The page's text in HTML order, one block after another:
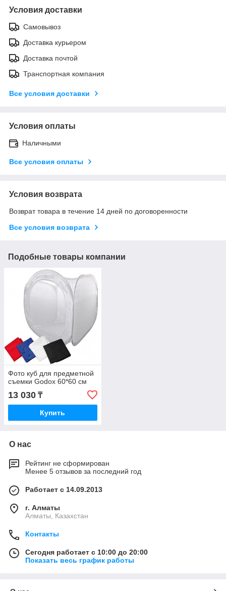
Условия доставки
Самовывоз
Доставка курьером
Доставка почтой
Транспортная компания
Все условия доставки
Условия оплаты
Наличными
Все условия оплаты
Условия возврата
Возврат товара в течение 14 дней по договоренности
Все условия возврата
Подобные товары компании
Фото куб для предметной
съемки Godox 60*60 см
13 030 ₸
Купить
О нас
Рейтинг не сформирован
Менее 5 отзывов за последний год
Работает с 14.09.2013
г. Алматы
Алматы, Казахстан
Контакты
Сегодня работает с 10:00 до 20:00
Показать весь график работы